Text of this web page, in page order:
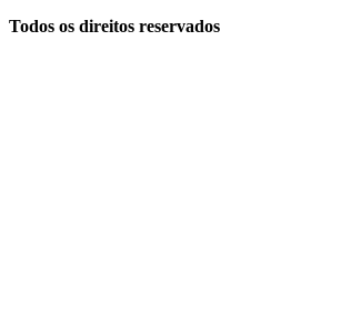
Todos os direitos reservados